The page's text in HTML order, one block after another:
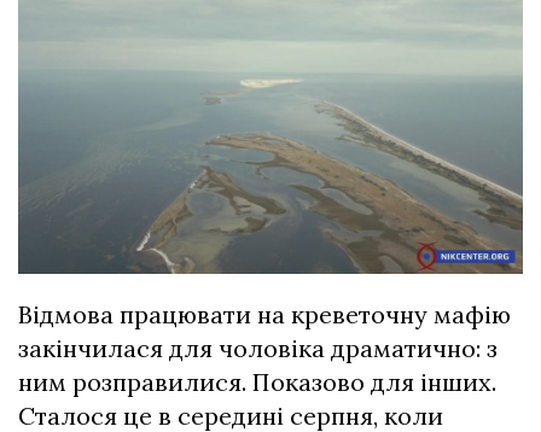
Відмова працювати на креветочну мафію
закінчилася для чоловіка драматично: з
ним розправилися. Показово для інших.
Сталося це в середині серпня, коли